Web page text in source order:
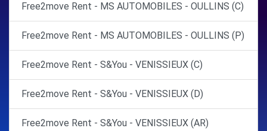
Free2move Rent - MS AUTOMOBILES - OULLINS (C)
Free2move Rent - MS AUTOMOBILES - OULLINS (P)
Free2move Rent - S&You - VENISSIEUX (C)
Free2move Rent - S&You - VENISSIEUX (D)
Free2move Rent - S&You - VENISSIEUX (AR)